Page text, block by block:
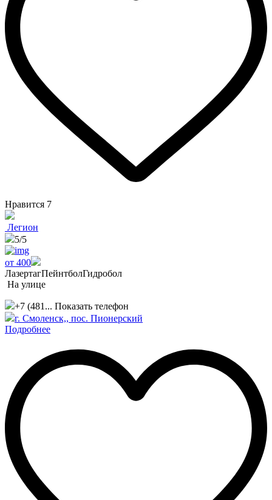
Нравится 7
Легион
5/5
от 400
ЛазертагПейнтболГидробол
На улице
+7 (481... Показать телефон
г. Смоленск,, пос. Пионерский
Подробнее